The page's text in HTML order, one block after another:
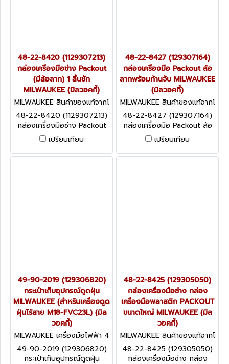
48-22-8420 (1129307213)
กล่องเครื่องมือช่าง Packout
(มีล้อลาก) 1 ลิ้นชัก
MILWAUKEE (มิลวอคกี้)
MILWAUKEE สินค้าของแท้จากโ
รงงานผู้ผลิต 48-22-8420 (11
29307213)
48-22-8420 (1129307213)
กล่องเครื่องมือช่าง Packout
(มีล้อลาก) 1 ลิ้นชัก
MILWAUKEE (มิลวอคกี้)
เปรียบเทียบ
48-22-8427 (129307164)
กล่องเครื่องมือ Packout ล้อ
ลากพร้อมก้านจับ MILWAUKEE
(มิลวอคกี้)
MILWAUKEE สินค้าของแท้จากโ
รงงานผู้ผลิต 48-22-8427 (1
29307164)
48-22-8427 (129307164)
กล่องเครื่องมือ Packout ล้อ
ลากพร้อมก้านจับ MILWAUKEE
(มิลวอคกี้)
เปรียบเทียบ
49-90-2019 (129306820)
กระเป๋าเก็บอุปกรณ์ดูดฝุ่น
MILWAUKEE (สำหรับเครื่องดูด
ฝุ่นไร้สาย M18-FVC23L) (มิล
วอคกี้)
MILWAUKEE เครื่องมือไฟฟ้า 4
9-90-2019 (129306820)
49-90-2019 (129306820)
กระเป๋าเก็บอุปกรณ์ดูดฝุ่น
48-22-8425 (129305050)
กล่องเครื่องมือช่าง กล่อง
เครื่องมือพลาสติก PACKOUT
ขนาดใหญ่ MILWAUKEE (มิล
วอคกี้)
MILWAUKEE สินค้าของแท้จากโ
รงงานผู้ผลิต 48-22-8425 (1
29305050)
48-22-8425 (129305050)
กล่องเครื่องมือช่าง กล่อง